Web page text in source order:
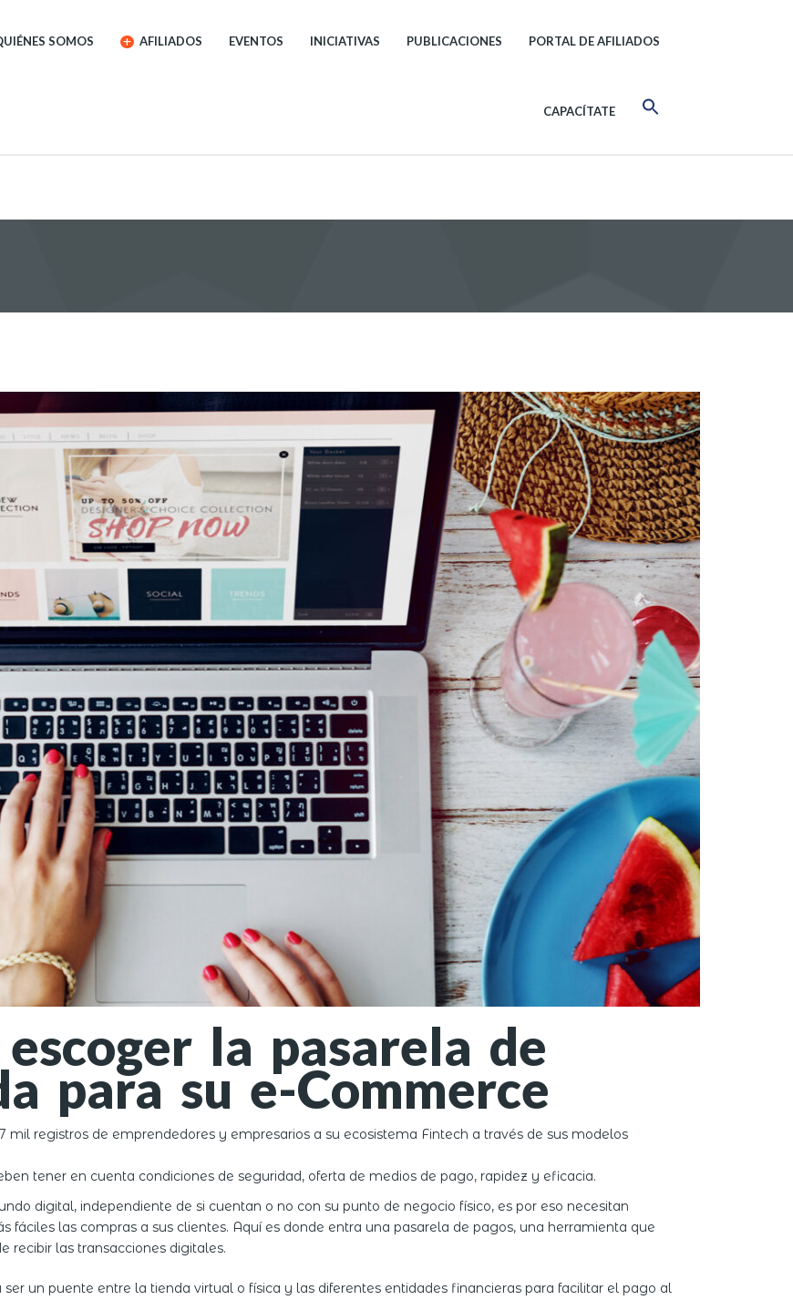
SOMOS AFILIADOS EVENTOS INICIATIVAS PUBLICACIONES PORTAL DE AFILIADOS
CAPACÍTATE
la pasarela de
para su e-Commerce
mil registros de emprendedores y empresarios a su ecosistema Fintech a través de sus modelos
tener en cuenta condiciones de seguridad, oferta de medios de pago, rapidez y eficacia.
digital, independiente de si cuentan o no con su punto de negocio físico, es por eso necesitan
fáciles las compras a sus clientes. Aquí es donde entra una pasarela de pagos, una herramienta que
recibir las transacciones digitales.
un puente entre la tienda virtual o física y las diferentes entidades financieras para facilitar el pago al